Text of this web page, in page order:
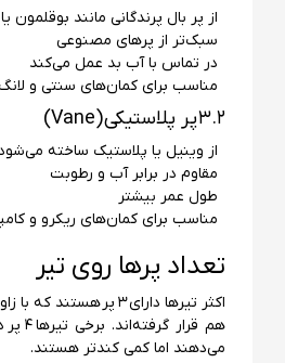
از پر بال پرندگانی مانند
سبک‌تر از پرهای مصنوعی
در تماس با آب بد عمل می‌کند
مناسب برای کمان‌های سنتی و
۳.۲ پر پلاستیکی (Vane)
از وینیل یا پلاستیک ساخته
مقاوم در برابر آب و رطوبت
طول عمر بیشتر
مناسب برای کمان‌های ریکرو و
تعداد پرها روی تیر
هم
می‌دهند اما کمی کندتر هستند.